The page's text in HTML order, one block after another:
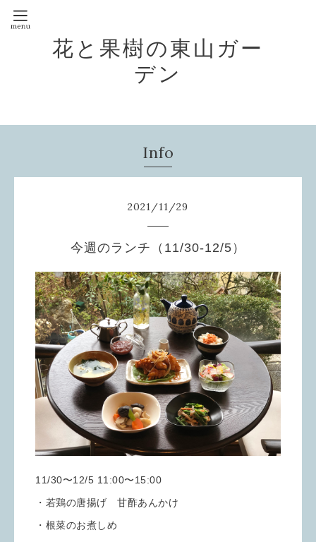
花と果樹の東山ガー
デン
Info
2021/11/29
今週のランチ（11/30-12/5）
11/30〜12/5 11:00〜15:00
・若鶏の唐揚げ 甘酢あんかけ
・根菜のお煮しめ